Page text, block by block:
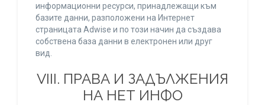
информационни ресурси, принадлежащи към
базите данни, разположени на Интернет
страницата Adwise и по този начин да създава
собствена база данни в електронен или друг
вид.
VIII. ПРАВА И ЗАДЪЛЖЕНИЯ
НА НЕТ ИНФО